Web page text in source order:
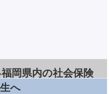
岡県内の社会保険
へ